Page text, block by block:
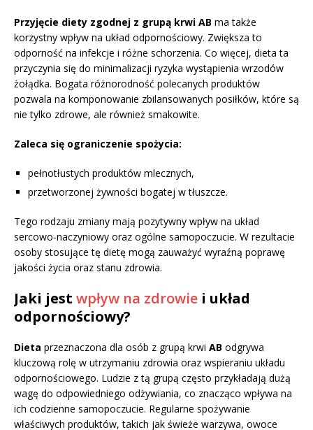
Przyjęcie diety zgodnej z grupą krwi AB ma także
korzystny wpływ na układ odpornościowy. Zwiększa to
odporność na infekcje i różne schorzenia. Co więcej, dieta ta
przyczynia się do minimalizacji ryzyka wystąpienia wrzodów
żołądka. Bogata różnorodność polecanych produktów
pozwala na komponowanie zbilansowanych posiłków, które są
nie tylko zdrowe, ale również smakowite.
Zaleca się ograniczenie spożycia:
pełnotłustych produktów mlecznych,
przetworzonej żywności bogatej w tłuszcze.
Tego rodzaju zmiany mają pozytywny wpływ na układ
sercowo-naczyniowy oraz ogólne samopoczucie. W rezultacie
osoby stosujące tę dietę mogą zauważyć wyraźną poprawę
jakości życia oraz stanu zdrowia.
Jaki jest wpływ na zdrowie i układ
odpornościowy?
Dieta przeznaczona dla osób z grupą krwi AB odgrywa
kluczową rolę w utrzymaniu zdrowia oraz wspieraniu układu
odpornościowego. Ludzie z tą grupą często przykładają dużą
wagę do odpowiedniego odżywiania, co znacząco wpływa na
ich codzienne samopoczucie. Regularne spożywanie
właściwych produktów, takich jak świeże warzywa, owoce